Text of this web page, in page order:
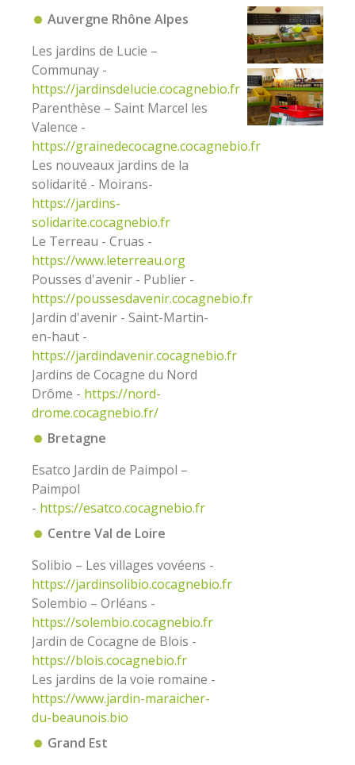
Auvergne Rhône Alpes
Les jardins de Lucie –
Communay -
https://jardinsdelucie.cocagnebio.fr
Parenthèse – Saint Marcel les
Valence -
https://grainedecocagne.cocagnebio.fr
Les nouveaux jardins de la
solidarité - Moirans-
https://jardins-
solidarite.cocagnebio.fr
Le Terreau - Cruas -
https://www.leterreau.org
Pousses d'avenir - Publier -
https://poussesdavenir.cocagnebio.fr
Jardin d'avenir - Saint-Martin-
en-haut -
https://jardindavenir.cocagnebio.fr
Jardins de Cocagne du Nord
Drôme - https://nord-
drome.cocagnebio.fr/
Bretagne
Esatco Jardin de Paimpol –
Paimpol
- https://esatco.cocagnebio.fr
Centre Val de Loire
Solibio – Les villages vovéens -
https://jardinsolibio.cocagnebio.fr
Solembio – Orléans -
https://solembio.cocagnebio.fr
Jardin de Cocagne de Blois -
https://blois.cocagnebio.fr
Les jardins de la voie romaine -
https://www.jardin-maraicher-
du-beaunois.bio
Grand Est